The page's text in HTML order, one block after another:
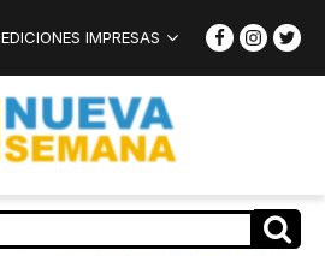
EDICIONES IMPRESAS